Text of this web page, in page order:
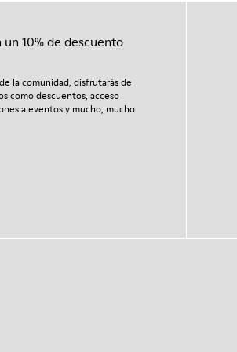
un 10% de descuento
la comunidad, disfrutarás de
como descuentos, acceso
a eventos y mucho, mucho